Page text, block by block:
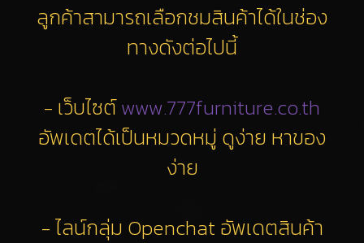
ลูกค้าสามารถเลือกชมสินค้าได้ในช่อง
ทางดังต่อไปนี้
- เว็บไซต์www.777furniture.co.th
อัพเดตได้เป็นหมวดหมู่ ดูง่าย หาของ
ง่าย
- ไลน์กลุ่ม Openchat อัพเดตสินค้า